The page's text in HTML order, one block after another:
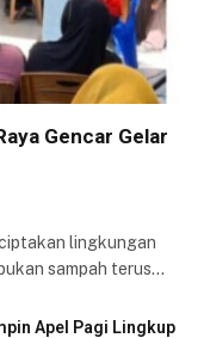
Gencar Gelar
lingkungan
sampah terus…
Apel Pagi Lingkup